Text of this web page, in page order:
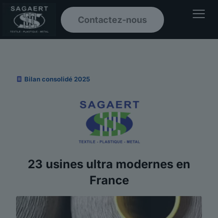
Contactez-nous
Bilan consolidé 2025
23 usines ultra modernes en
France